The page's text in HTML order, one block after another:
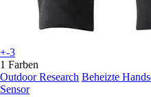
+-3
1 Farben
Outdoor Research Beheizte
Sensor